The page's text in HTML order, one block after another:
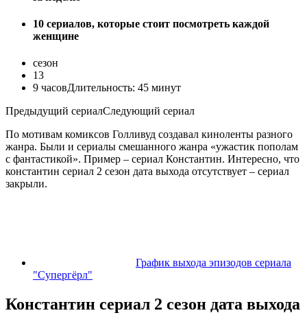
10 сериалов, которые стоит посмотреть каждой
женщине
сезон
13
9 часовДлительность: 45 минут
Предыдущий сериалСледующий сериал
По мотивам комиксов Голливуд создавал киноленты разного
жанра. Были и сериалы смешанного жанра «ужастик пополам
с фантастикой». Пример – сериал Константин. Интересно, что
константин сериал 2 сезон дата выхода отсутствует – сериал
закрыли.
График выхода эпизодов сериала
"Супергёрл"
Константин сериал 2 сезон дата выхода